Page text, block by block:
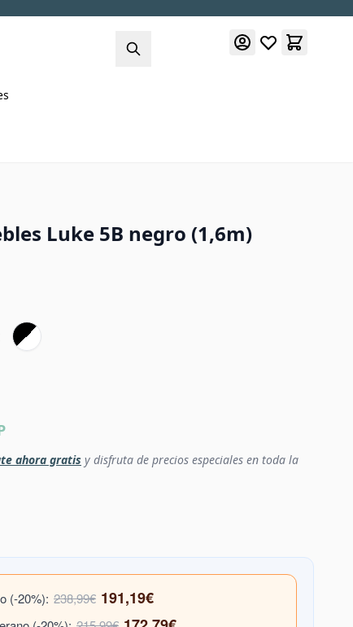
Luke 5B negro (1,6m)
ahora gratis y disfruta de precios especiales en toda la
(-20%): 238,99€ 191,19€